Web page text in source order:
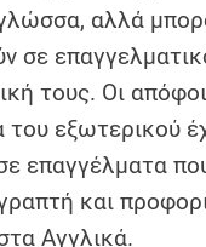
αλλά
σε
τους. Οι
του εξωτερικού
επαγγέλματα
και
Αγγλικά.